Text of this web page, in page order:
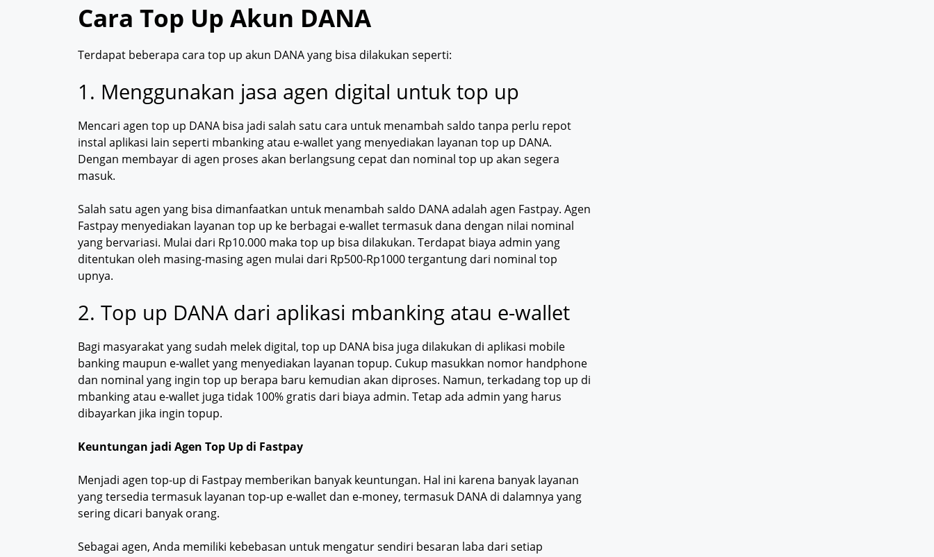
Cara Top Up Akun DANA
Terdapat beberapa cara top up akun DANA yang bisa dilakukan seperti:
1. Menggunakan jasa agen digital untuk top up
Mencari agen top up DANA bisa jadi salah satu cara untuk menambah saldo tanpa perlu repot
instal aplikasi lain seperti mbanking atau e-wallet yang menyediakan layanan top up DANA.
Dengan membayar di agen proses akan berlangsung cepat dan nominal top up akan segera
masuk.
Salah satu agen yang bisa dimanfaatkan untuk menambah saldo DANA adalah agen Fastpay. Agen
Fastpay menyediakan layanan top up ke berbagai e-wallet termasuk dana dengan nilai nominal
yang bervariasi. Mulai dari Rp10.000 maka top up bisa dilakukan. Terdapat biaya admin yang
ditentukan oleh masing-masing agen mulai dari Rp500-Rp1000 tergantung dari nominal top
upnya.
2. Top up DANA dari aplikasi mbanking atau e-wallet
Bagi masyarakat yang sudah melek digital, top up DANA bisa juga dilakukan di aplikasi mobile
banking maupun e-wallet yang menyediakan layanan topup. Cukup masukkan nomor handphone
dan nominal yang ingin top up berapa baru kemudian akan diproses. Namun, terkadang top up di
mbanking atau e-wallet juga tidak 100% gratis dari biaya admin. Tetap ada admin yang harus
dibayarkan jika ingin topup.
Keuntungan jadi Agen Top Up di Fastpay
Menjadi agen top-up di Fastpay memberikan banyak keuntungan. Hal ini karena banyak layanan
yang tersedia termasuk layanan top-up e-wallet dan e-money, termasuk DANA di dalamnya yang
sering dicari banyak orang.
Sebagai agen, Anda memiliki kebebasan untuk mengatur sendiri besaran laba dari setiap